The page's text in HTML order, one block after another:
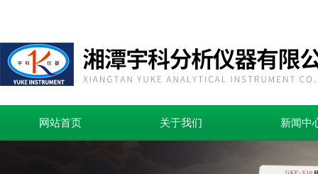
网站首页 关于我们 新闻中